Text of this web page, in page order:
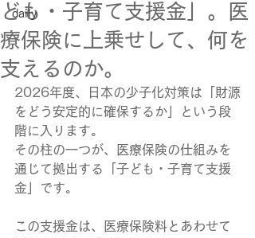
daily
ども・子育て支援金」。医
療保険に上乗せして、何を
支えるのか。
2026年度、日本の少子化対策は「財源
をどう安定的に確保するか」という段
階に入ります。
その柱の一つが、医療保険の仕組みを
通じて拠出する「子ども・子育て支援
金」です。
この支援金は、医療保険料とあわせて